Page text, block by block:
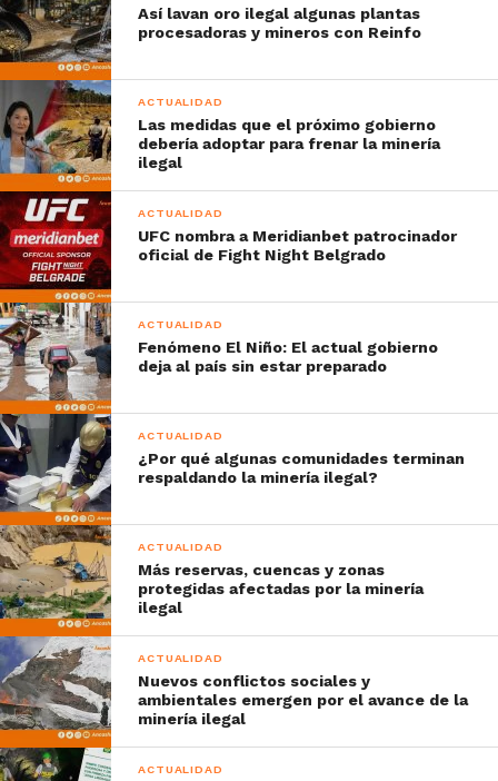
Así lavan oro ilegal algunas plantas
procesadoras y mineros con Reinfo
ACTUALIDAD
Las medidas que el próximo gobierno
debería adoptar para frenar la minería
ilegal
ACTUALIDAD
UFC nombra a Meridianbet patrocinador
oficial de Fight Night Belgrado
ACTUALIDAD
Fenómeno El Niño: El actual gobierno
deja al país sin estar preparado
ACTUALIDAD
¿Por qué algunas comunidades terminan
respaldando la minería ilegal?
ACTUALIDAD
Más reservas, cuencas y zonas
protegidas afectadas por la minería
ilegal
ACTUALIDAD
Nuevos conflictos sociales y
ambientales emergen por el avance de la
minería ilegal
ACTUALIDAD